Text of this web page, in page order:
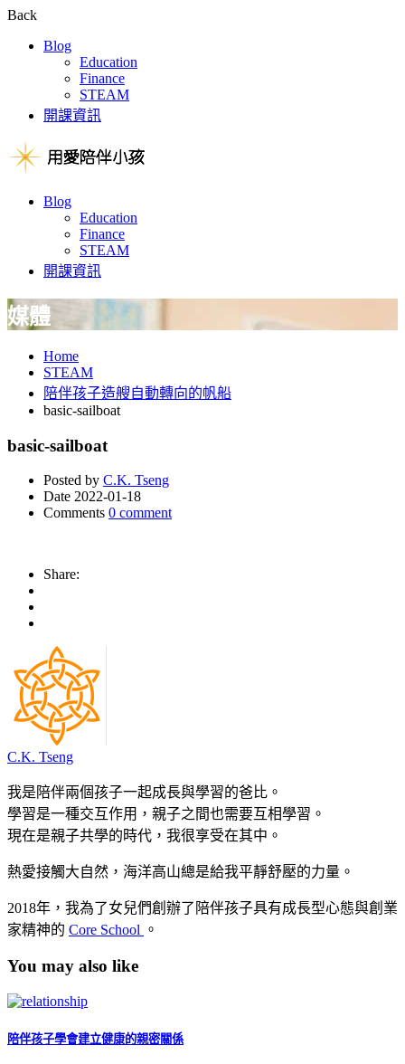
Back
Blog
Education
Finance
STEAM
開課資訊
Blog
Education
Finance
STEAM
開課資訊
媒體
Home
STEAM
陪伴孩子造艘自動轉向的帆船
basic-sailboat
basic-sailboat
Posted by C.K. Tseng
Date 2022-01-18
Comments 0 comment
Share:
C.K. Tseng
我是陪伴兩個孩子一起成長與學習的爸比。
學習是一種交互作用，親子之間也需要互相學習。
現在是親子共學的時代，我很享受在其中。
熱愛接觸大自然，海洋高山總是給我平靜舒壓的力量。
2018年，我為了女兒們創辦了陪伴孩子具有成長型心態與創業
家精神的 Core School 。
You may also like
陪伴孩子學會建立健康的親密關係